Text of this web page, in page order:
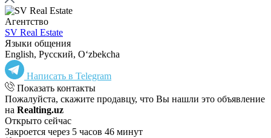
Агентство
SV Real Estate
Языки общения
English, Русский, Oʻzbekcha
Написать в Telegram
Показать контакты
Пожалуйста, скажите продавцу, что Вы нашли это объявление
на Realting.uz
Открыто сейчас
Закроется через 5 часов 46 минут